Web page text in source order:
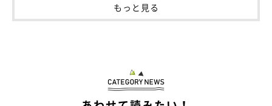
ぽん太郎くんってどんなコ？
もっと見る